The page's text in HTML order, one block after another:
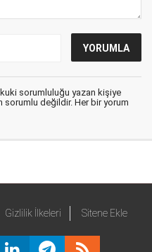
sorumluluğu yazan kişiye
sorumlu değildir. Her bir yorum
Gizlilik İlkeleri Sitene Ekle